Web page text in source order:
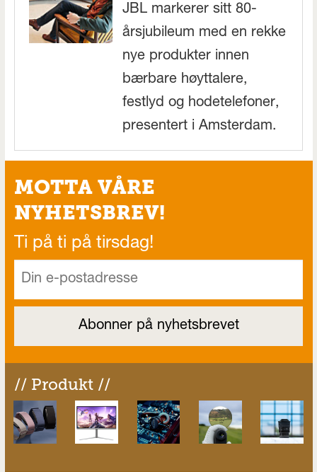
JBL markerer sitt 80-
årsjubileum med en rekke
nye produkter innen
bærbare høyttalere,
festlyd og hodetelefoner,
presentert i Amsterdam.
MOTTA VÅRE
NYHETSBREV!
Ti på ti på tirsdag!
// Produkt //